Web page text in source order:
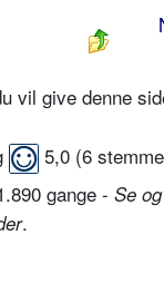
vil give denne
5,0 (6
gange - Se
.